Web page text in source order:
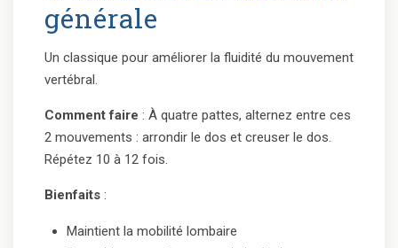
générale
Un classique pour améliorer la fluidité du mouvement
vertébral.
Comment faire : À quatre pattes, alternez entre ces
2 mouvements : arrondir le dos et creuser le dos.
Répétez 10 à 12 fois.
Bienfaits :
Maintient la mobilité lombaire